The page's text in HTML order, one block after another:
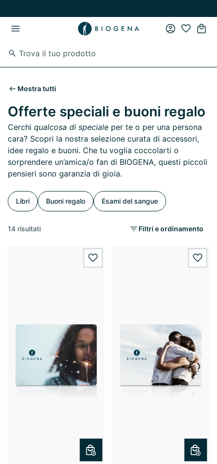
Mostra tutti
Offerte speciali e buoni regalo
Cerchi qualcosa di speciale per te o per una persona
cara? Scopri la nostra selezione curata di accessori,
idee regalo e buoni. Che tu voglia coccolarti o
sorprendere un’amica/o fan di BIOGENA, questi piccoli
pensieri sono garanzia di gioia.
Libri Buoni regalo Esami del sangue
14 risultati Filtri e ordinamento
wishlist.add